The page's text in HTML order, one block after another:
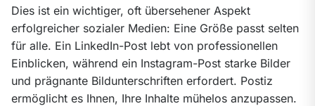
Dies ist ein wichtiger, oft übersehener Aspekt
erfolgreicher sozialer Medien: Eine Größe passt selten
für alle. Ein LinkedIn-Post lebt von professionellen
Einblicken, während ein Instagram-Post starke Bilder
und prägnante Bildunterschriften erfordert. Postiz
ermöglicht es Ihnen, Ihre Inhalte mühelos anzupassen.